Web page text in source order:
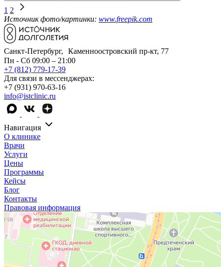
1 2
Источник фото/картинки: www.freepik.com
Санкт-Петербург, Каменноостровский пр-кт, 77
Пн - Сб 09:00 – 21:00
+7 (812) 779-17-39
Для связи в мессенджерах:
+7 (931) 970-63-16
info@istclinic.ru
Навигация
О клинике
Врачи
Услуги
Цены
Программы
Кейсы
Блог
Контакты
Правовая информация